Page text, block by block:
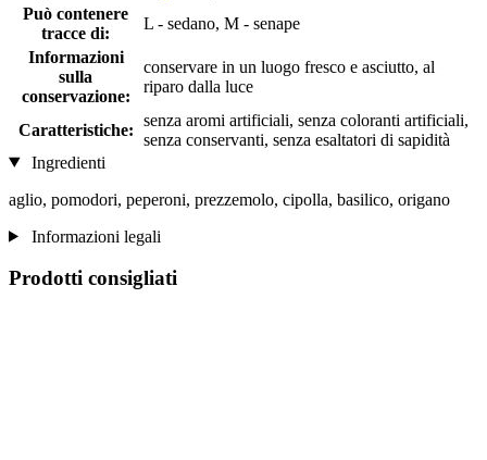
Può contenere
tracce di:
L - sedano, M - senape
Informazioni
sulla
conservazione:
conservare in un luogo fresco e asciutto, al
riparo dalla luce
Caratteristiche:
senza aromi artificiali, senza coloranti artificiali,
senza conservanti, senza esaltatori di sapidità
Ingredienti
aglio, pomodori, peperoni, prezzemolo, cipolla, basilico, origano
Informazioni legali
Prodotti consigliati